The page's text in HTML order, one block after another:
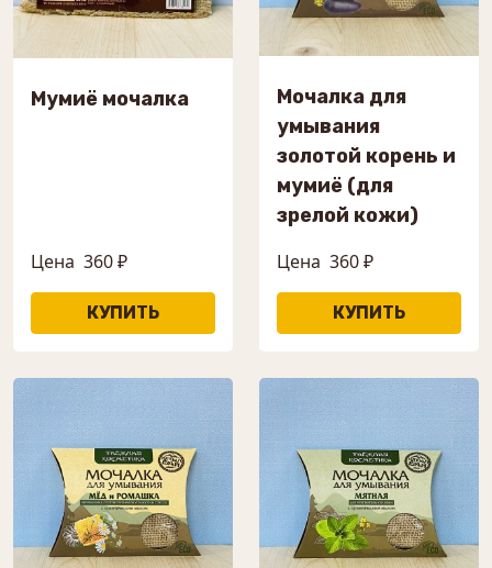
Мумиё мочалка
Цена 360 ₽
Мочалка для
умывания
золотой корень и
мумиё (для
зрелой кожи)
Цена 360 ₽